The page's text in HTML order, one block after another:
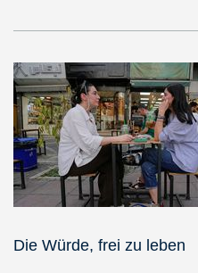
Die Würde, frei zu leben